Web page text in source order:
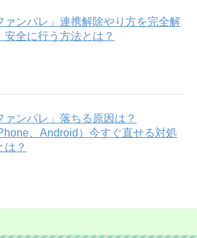
ァンパレ」連携解除やり方を完全解
安全に行う方法とは？
ァンパレ」落ちる原因は？
、Android）今すぐ直せる対処
は？